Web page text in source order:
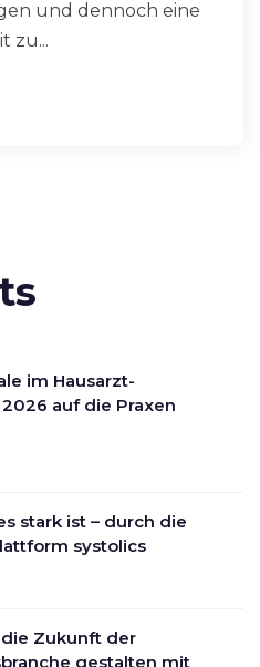
und dennoch eine
zu...
im Hausarzt-
auf die Praxen
stark ist – durch die
systolics
Zukunft der
gestalten mit